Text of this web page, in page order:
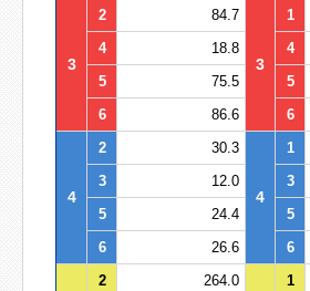
3
2 84.7
3
1
4
18.8 4
5
75.5 5
6
86.6 6
4
2 30.3
4
1
3
12.0 3
5
24.4 5
6
26.6 6
2 264.0 1